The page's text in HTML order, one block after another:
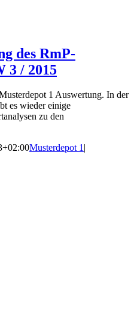
des RmP-
3 / 2015
1 Auswertung. In der
es wieder einige
zu den
Musterdepot 1|